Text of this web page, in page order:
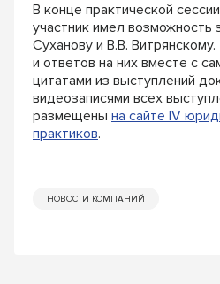
В конце практической
участник имел возможность
Суханову и В.В.
и ответов на них вместе с
цитатами из выступлений
видеозаписями всех
размещены на сайте IV
практиков.
НОВОСТИ КОМПАНИЙ